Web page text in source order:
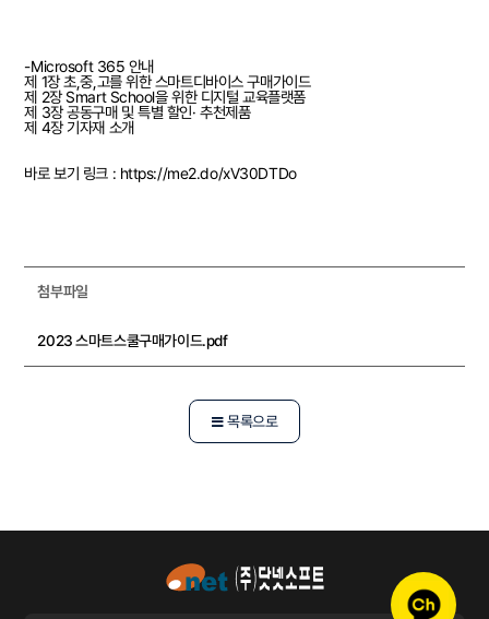
-Microsoft 365 안내
제 1장 초,중,고를 위한 스마트디바이스 구매가이드
제 2장 Smart School을 위한 디지털 교육플랫폼
제 3장 공동구매 및 특별 할인· 추천제품
제 4장 기자재 소개
바로 보기 링크 : https://me2.do/xV30DTDo
첨부파일
2023 스마트스쿨구매가이드.pdf
목록으로